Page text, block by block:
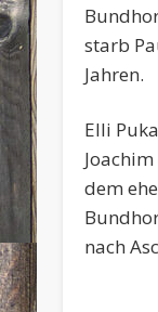
starb
Jahren.
Elli
dem
nach